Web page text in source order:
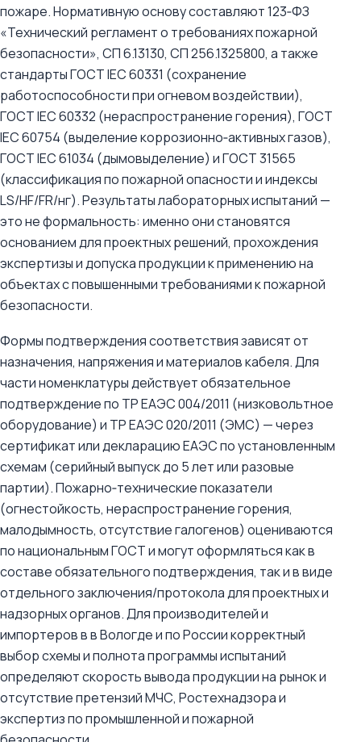
пожаре. Нормативную основу составляют 123‑ФЗ
«Технический регламент о требованиях пожарной
безопасности», СП 6.13130, СП 256.1325800, а также
стандарты ГОСТ IEC 60331 (сохранение
работоспособности при огневом воздействии),
ГОСТ IEC 60332 (нераспространение горения), ГОСТ
IEC 60754 (выделение коррозионно‑активных газов),
ГОСТ IEC 61034 (дымовыделение) и ГОСТ 31565
(классификация по пожарной опасности и индексы
LS/HF/FR/нг). Результаты лабораторных испытаний —
это не формальность: именно они становятся
основанием для проектных решений, прохождения
экспертизы и допуска продукции к применению на
объектах с повышенными требованиями к пожарной
безопасности.
Формы подтверждения соответствия зависят от
назначения, напряжения и материалов кабеля. Для
части номенклатуры действует обязательное
подтверждение по ТР ЕАЭС 004/2011 (низковольтное
оборудование) и ТР ЕАЭС 020/2011 (ЭМС) — через
сертификат или декларацию ЕАЭС по установленным
схемам (серийный выпуск до 5 лет или разовые
партии). Пожарно‑технические показатели
(огнестойкость, нераспространение горения,
малодымность, отсутствие галогенов) оцениваются
по национальным ГОСТ и могут оформляться как в
составе обязательного подтверждения, так и в виде
отдельного заключения/протокола для проектных и
надзорных органов. Для производителей и
импортеров в в Вологде и по России корректный
выбор схемы и полнота программы испытаний
определяют скорость вывода продукции на рынок и
отсутствие претензий МЧС, Ростехнадзора и
экспертиз по промышленной и пожарной